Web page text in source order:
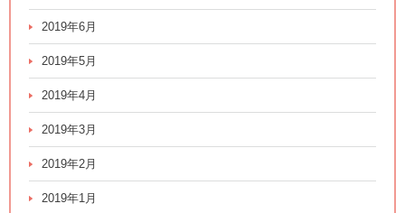
2019年6月
2019年5月
2019年4月
2019年3月
2019年2月
2019年1月